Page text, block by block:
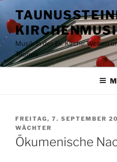
Inhalt
springen
Musik in der Ev. Kirche Wehen
Taunus
VERÖFFENTLICHT
AM
FREITAG, 7. SEPTEMBER
WÄCHTER
Ökumenische